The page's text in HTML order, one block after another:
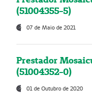
(51004355-5)
07 de Maio de 2021
Prestador
(51004352-0)
01 de Outubro de 2020